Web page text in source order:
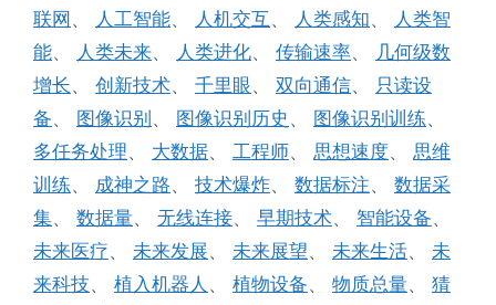
联网 、 人工智能、 人机交互、 人类感知、
人类智
能、 人类未来、 人类进化、 传输速率、 几何级数
增长、 创新技术、 千里眼、 双向通信、 只读设
备、 图像识别 、 图像识别历史 、 图像识别训练、
多任务处理、 大数据、 工程师、 思想速度、 思维
训练、 成神之路、 技术爆炸、 数据标注、 数据采
集、 数据量、 无线连接、 早期技术、 智能设备、
未来医疗、 未来发展、 未来展望、 未来生活、 未
来科技、 植入机器人 、 植物设备、 物质总量、 猜